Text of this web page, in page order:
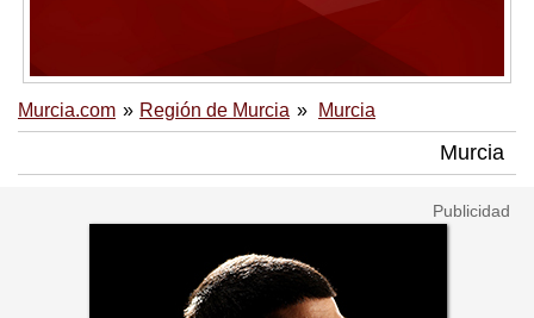
Murcia.com Región de Murcia Murcia
Murcia